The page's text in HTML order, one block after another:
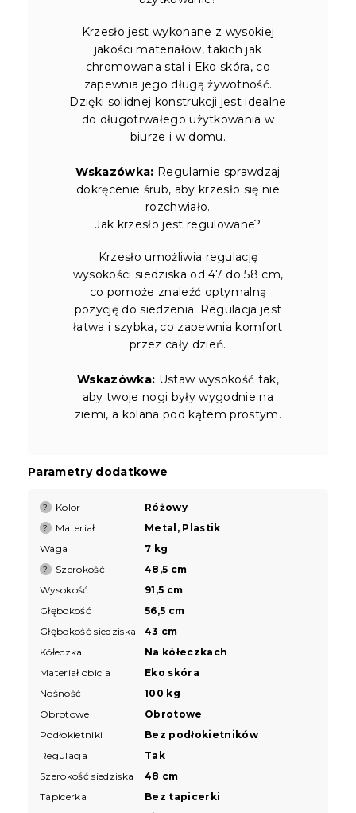
Krzesło jest wykonane z wysokiej
jakości materiałów, takich jak
chromowana stal i Eko skóra, co
zapewnia jego długą żywotność.
Dzięki solidnej konstrukcji jest idealne
do długotrwałego użytkowania w
biurze i w domu.
Wskazówka: Regularnie sprawdzaj
dokręcenie śrub, aby krzesło się nie
rozchwiało.
Jak krzesło jest regulowane?
Krzesło umożliwia regulację
wysokości siedziska od 47 do 58 cm,
co pomoże znaleźć optymalną
pozycję do siedzenia. Regulacja jest
łatwa i szybka, co zapewnia komfort
przez cały dzień.
Wskazówka: Ustaw wysokość tak,
aby twoje nogi były wygodnie na
ziemi, a kolana pod kątem prostym.
Parametry dodatkowe
? Kolor Różowy
? Materiał
Metal, Plastik
Waga
7 kg
? Szerokość
48,5 cm
Wysokość
91,5 cm
Głębokość
56,5 cm
Głębokość siedziska
43 cm
Kółeczka
Na kółeczkach
Materiał obicia
Eko skóra
Nośność
100 kg
Obrotowe
Obrotowe
Podłokietniki
Bez podłokietników
Regulacja
Tak
Szerokość siedziska
48 cm
Tapicerka
Bez tapicerki